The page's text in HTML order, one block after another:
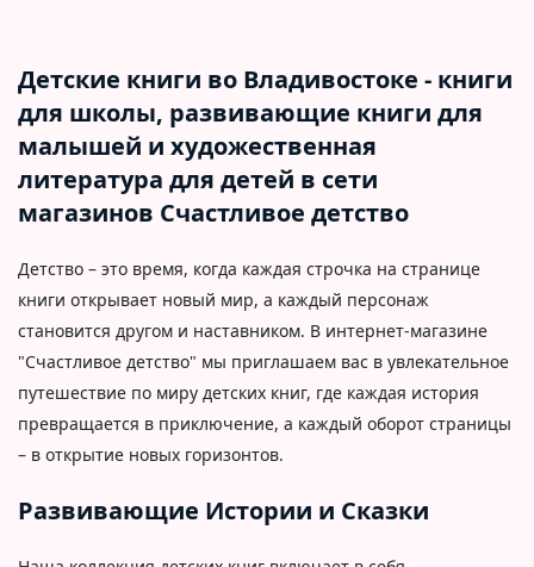
Детские книги во Владивостоке - книги
для школы, развивающие книги для
малышей и художественная
литература для детей в сети
магазинов Счастливое детство
Детство – это время, когда каждая строчка на странице
книги открывает новый мир, а каждый персонаж
становится другом и наставником. В интернет-магазине
"Счастливое детство" мы приглашаем вас в увлекательное
путешествие по миру детских книг, где каждая история
превращается в приключение, а каждый оборот страницы
– в открытие новых горизонтов.
Развивающие Истории и Сказки